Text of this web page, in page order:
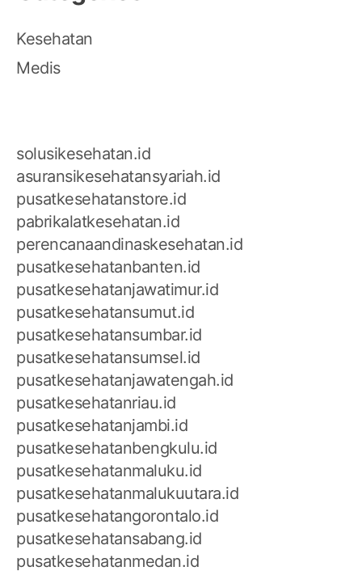
Kesehatan
Medis
solusikesehatan.id
asuransikesehatansyariah.id
pusatkesehatanstore.id
pabrikalatkesehatan.id
perencanaandinaskesehatan.id
pusatkesehatanbanten.id
pusatkesehatanjawatimur.id
pusatkesehatansumut.id
pusatkesehatansumbar.id
pusatkesehatansumsel.id
pusatkesehatanjawatengah.id
pusatkesehatanriau.id
pusatkesehatanjambi.id
pusatkesehatanbengkulu.id
pusatkesehatanmaluku.id
pusatkesehatanmalukuutara.id
pusatkesehatangorontalo.id
pusatkesehatansabang.id
pusatkesehatanmedan.id